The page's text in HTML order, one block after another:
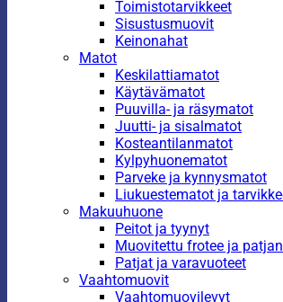
Toimistotarvikkeet
Sisustusmuovit
Keinonahat
Matot
Keskilattiamatot
Käytävämatot
Puuvilla- ja räsymatot
Juutti- ja sisalmatot
Kosteantilanmatot
Kylpyhuonematot
Parveke ja kynnysmatot
Liukuestematot ja
Makuuhuone
Peitot ja tyynyt
Muovitettu frotee ja
Patjat ja varavuoteet
Vaahtomuovit
Vaahtomuovilevyt